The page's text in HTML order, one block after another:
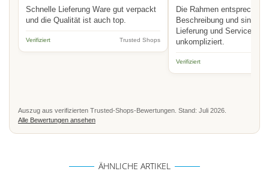
Schnelle Lieferung Ware gut verpackt
und die Qualität ist auch top.
Verifiziert Trusted Shops
Die Rahmen entsprechen
Beschreibung und sind
Lieferung und Service
unkompliziert.
Verifiziert
Auszug aus verifizierten Trusted-Shops-Bewertungen. Stand: Juli 2026.
Alle Bewertungen ansehen
ÄHNLICHE ARTIKEL